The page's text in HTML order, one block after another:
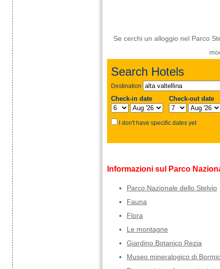
Se cerchi un alloggio nel Parco
Informazioni sul Parco
Parco Nazionale dello Stelvio
Fauna
Flora
Le montagne
Giardino Botanico Rezia
Museo mineralogico di